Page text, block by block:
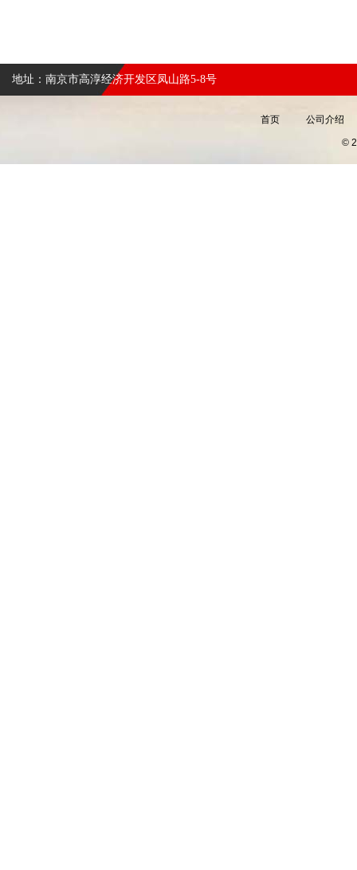
地址：南京市高淳经济开发区凤山路5-8号
首页 公司介绍
©